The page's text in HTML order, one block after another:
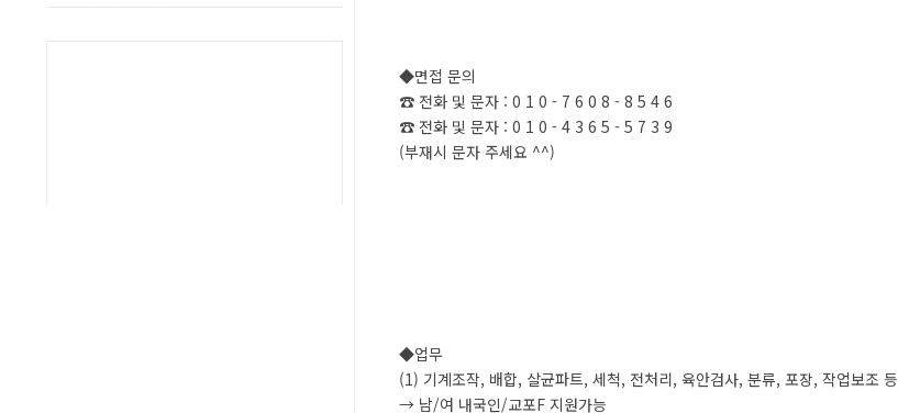
◆면접 문의
☎ 전화 및 문자 : 0 1 0 - 7 6 0 8 - 8 5 4 6
☎ 전화 및 문자 : 0 1 0 - 4 3 6 5 - 5 7 3 9
(부재시 문자 주세요 ^^)
◆업무
(1) 기계조작, 배합, 살균파트, 세척, 전처리, 육안검사, 분류, 포장, 작업보조 등
→ 남/여 내국인/교포F 지원가능